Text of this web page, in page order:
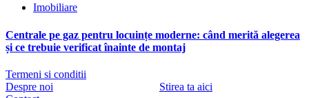
Imobiliare
Centrale pe gaz pentru locuințe moderne: când merită alegerea
și ce trebuie verificat înainte de montaj
Termeni si conditii
Despre noi
Stirea ta aici